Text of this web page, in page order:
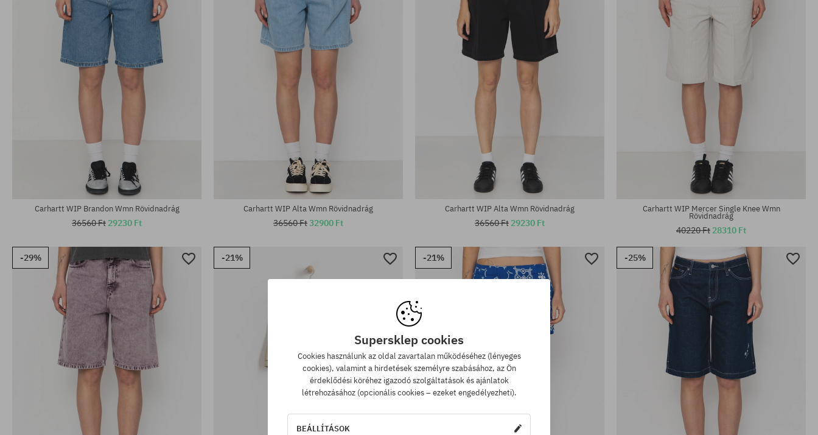
Elérhető méretek:
Carhartt WIP Brandon Wmn Rövidnadrág
36560 Ft 29230 Ft
Carhartt WIP Alta Wmn Rövidnadrág
36560 Ft32900 Ft
Carhartt WIP Alta Wmn Rövidnadrág
36560 Ft 29230 Ft
Carhartt WIP Mercer Single Knee Wmn
Rövidnadrág
40220 Ft 28310 Ft
-29% -21% -21% -25%
Supersklep cookies
Cookies használunk az oldal zavartalan működéséhez (lényeges
cookies), valamint a hirdetések személyre szabásához, az Ön
érdeklődési köréhez igazodó szolgáltatások és ajánlatok
létrehozásához (opcionális cookies – ezeket engedélyezheti).
BEÁLLÍTÁSOK